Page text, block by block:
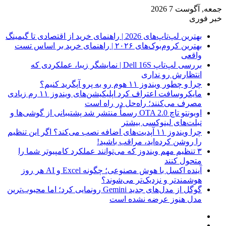
جمعه, آگوست 7 2026
خبر فوری
بهترین لپ‌تاپ‌های 2026 | راهنمای خرید از اقتصادی تا گیمینگ
بهترین کروم‌بوک‌های ۲۰۲۶ | راهنمای خرید بر اساس تست
واقعی
بررسی لپ‌تاپ Dell 16S | نمایشگر زیبا، عملکردی که
انتظارش رو نداری
چرا و چطور ویندوز ۱۱ هوم رو به پرو آپگرید کنیم؟
مایکروسافت اعتراف کرد اپلیکیشن‌های ویندوز ۱۱ رم زیادی
مصرف می‌کنند؛ راه‌حل در راه است
اوبونتو تاچ OTA 2.0 رسماً منتشر شد پشتیبانی از گوشی‌ها و
تبلت‌های لینوکسی بیشتر
چرا ویندوز ۱۱ آپدیت‌های اضافه نصب می‌کند؟ اگر این تنظیم
را روشن کرده‌اید، مراقب باشید!
۳ تنظیم مهم ویندوز که می‌توانند عملکرد کامپیوتر شما را
متحول کنند
آینده اکسل با هوش مصنوعی؛ چگونه Excel و AI هر روز
هوشمندتر و نزدیک‌تر می‌شوند؟
گوگل از مدل‌های جدید Gemini رونمایی کرد؛ اما محبوب‌ترین
مدل هنوز عرضه نشده است